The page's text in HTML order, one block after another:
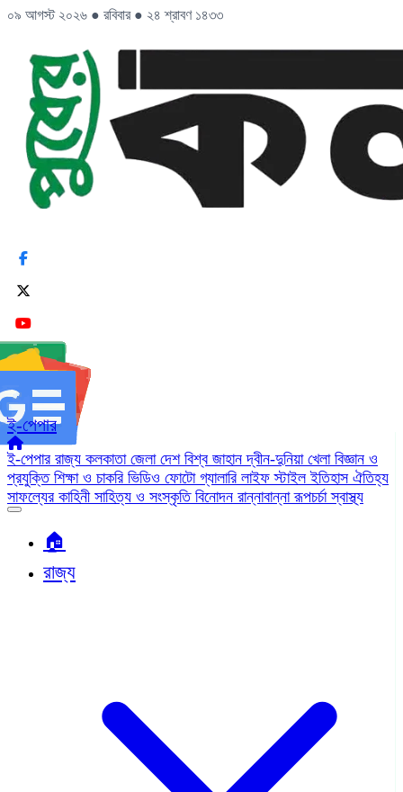
০৯ আগস্ট ২০২৬ ● রবিবার ● ২৪ শ্রাবণ ১৪৩৩
ই-পেপার
ই-পেপার রাজ্য কলকাতা জেলা দেশ বিশ্ব জাহানদ্বীন-দুনিয়া খেলা বিজ্ঞান ও
প্রযুক্তি শিক্ষা ও চাকরি ভিডিও ফোটো গ্যালারি লাইফ স্টাইলইতিহাস ঐতিহ্য
সাফল্যের কাহিনী সাহিত্য ও সংস্কৃতি বিনোদন রান্নাবান্নারূপচর্চাস্বাস্থ্য
🏠︎
রাজ্য